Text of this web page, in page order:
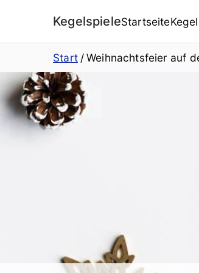
KegelspieleStartseite
Start Weihnachtsfeier auf